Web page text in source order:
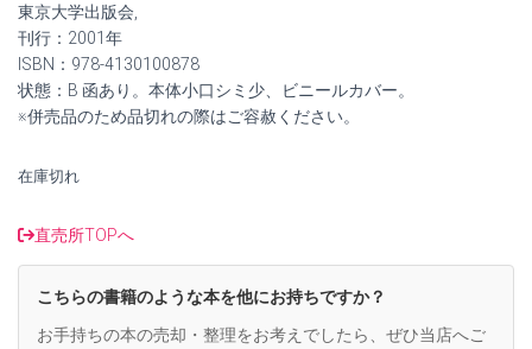
格
は
¥8,550
た。
格
は
東京大学出版会,
刊行：2001年
ISBN：978-4130100878
状態：B 函あり。本体小口シミ少、ビニールカバー。
※併売品のため品切れの際はご容赦ください。
在庫切れ
直売所TOPへ
こちらの書籍のような本を他にお持ちですか？
お手持ちの本の売却・整理をお考えでしたら、ぜひ当店へご